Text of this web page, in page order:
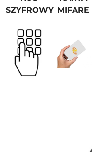
SZYFROWY MIFARE